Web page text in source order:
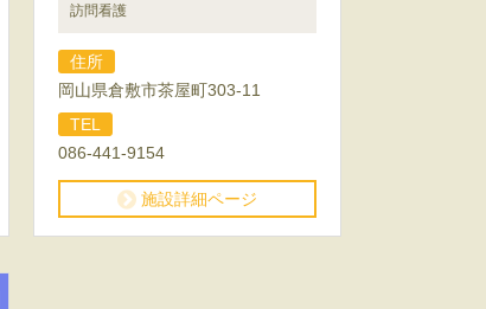
訪問看護
住所
岡山県倉敷市茶屋町303-11
TEL
086-441-9154
施設詳細ページ